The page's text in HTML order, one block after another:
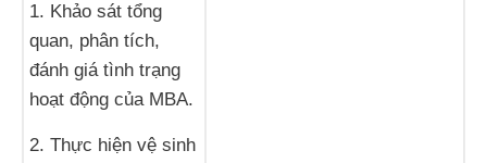
1. Khảo sát tổng
quan, phân tích,
đánh giá tình trạng
hoạt động của MBA.
2. Thực hiện vệ sinh